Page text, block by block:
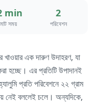
min
সময়
2
পরিবেশন
খাওয়ার এক দারুণ উদাহরণ, যা
হচ্ছে। এর প্রতিটি উপাদানই
প্রতি পরিবেশনে ২২ গ্রাম
নেই বললেই চলে। অন্যদিকে,